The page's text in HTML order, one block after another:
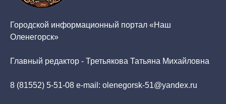
Городской информационный портал «Наш
Оленегорск»
Главный редактор - Третьякова Татьяна Михайловна
8 (81552) 5-51-08 e-mail: olenegorsk-51@yandex.ru